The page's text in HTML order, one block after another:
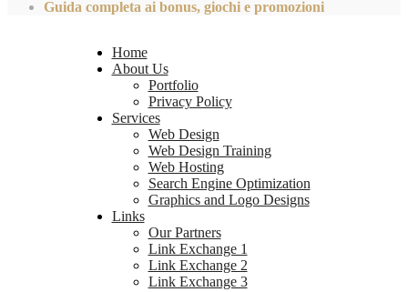
Guida completa ai bonus, giochi e promozioni
Home
About Us
Portfolio
Privacy Policy
Services
Web Design
Web Design Training
Web Hosting
Search Engine Optimization
Graphics and Logo Designs
Links
Our Partners
Link Exchange 1
Link Exchange 2
Link Exchange 3